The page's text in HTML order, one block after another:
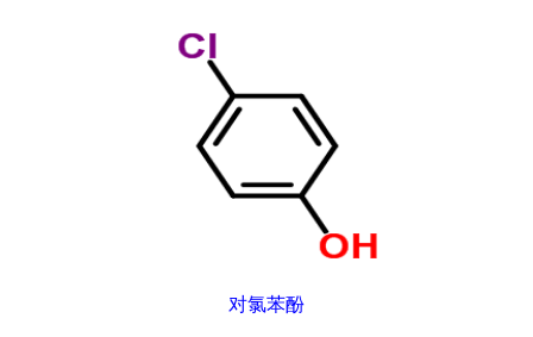
对氯苯酚